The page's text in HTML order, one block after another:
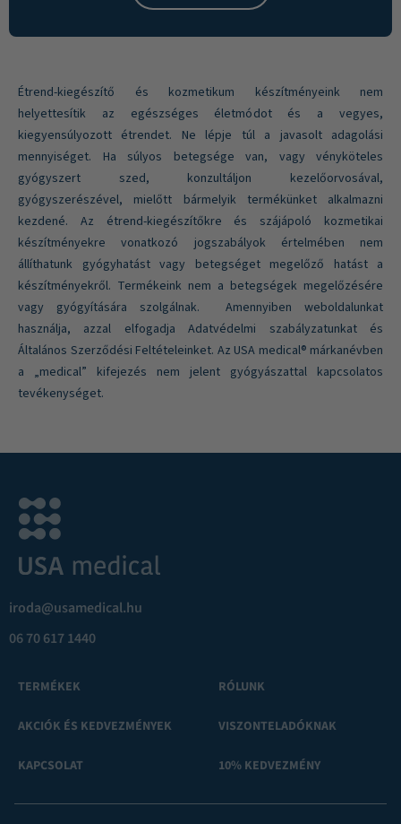
Étrend-kiegészítő és kozmetikum készítményeink nem
helyettesítik az egészséges életmódot és a vegyes,
kiegyensúlyozott étrendet. Ne lépje túl a javasolt adagolási
mennyiséget. Ha súlyos betegsége van, vagy vényköteles
gyógyszert szed, konzultáljon kezelőorvosával,
gyógyszerészével, mielőtt bármelyik termékünket alkalmazni
kezdené. Az étrend-kiegészítőkre és szájápoló kozmetikai
készítményekre vonatkozó jogszabályok értelmében nem
állíthatunk gyógyhatást vagy betegséget megelőző hatást a
készítményekről. Termékeink nem a betegségek megelőzésére
vagy gyógyítására szolgálnak. Amennyiben weboldalunkat
használja, azzal elfogadja Adatvédelmi szabályzatunkat és
Általános Szerződési Feltételeinket. Az USA medical® márkanévben
a „medical” kifejezés nem jelent gyógyászattal kapcsolatos
tevékenységet.
iroda@usamedical.hu
06 70 617 1440
TERMÉKEK
AKCIÓK ÉS KEDVEZMÉNYEK
KAPCSOLAT
RÓLUNK
VISZONTELADÓKNAK
10% KEDVEZMÉNY